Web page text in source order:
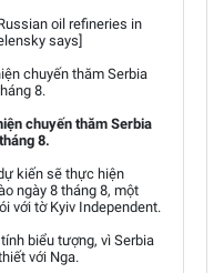
oil refineries in
says]
chuyến thăm Serbia
8.
chuyến thăm Serbia
8.
kiến sẽ thực hiện
ngày 8 tháng 8, một
với tờ Kyiv Independent.
biểu tượng, vì Serbia
với Nga.